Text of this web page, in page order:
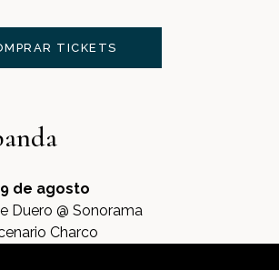
TICKETS
de agosto
Duero @ Sonorama
Charco